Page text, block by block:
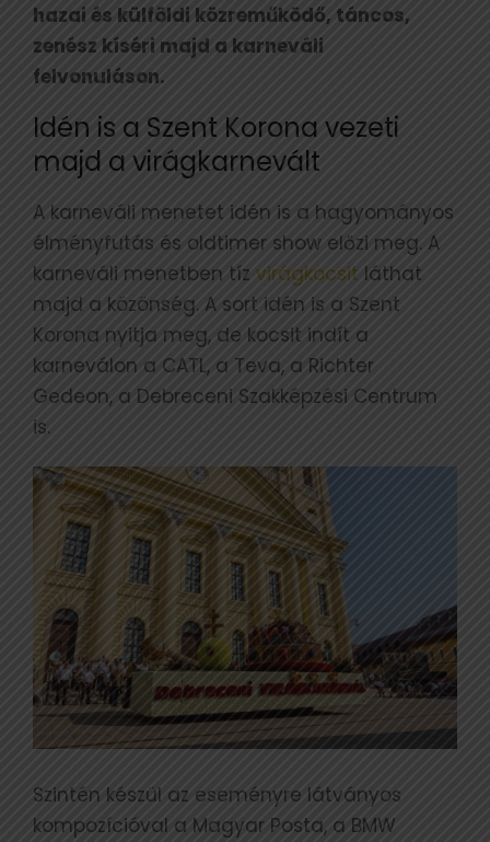
hazai és külföldi közreműködő, táncos,
zenész kíséri majd a karneváli
felvonuláson.
Idén is a Szent Korona vezeti
majd a virágkarnevált
A karneváli menetet idén is a hagyományos
élményfutás és oldtimer show előzi meg. A
karneváli menetben tíz virágkocsit láthat
majd a közönség. A sort idén is a Szent
Korona nyitja meg, de kocsit indít a
karneválon a CATL, a Teva, a Richter
Gedeon, a Debreceni Szakképzési Centrum
is.
Szintén készül az eseményre látványos
kompozícióval a Magyar Posta, a BMW